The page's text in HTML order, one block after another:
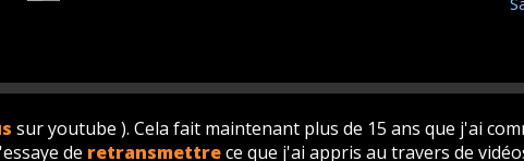
sur youtube ). Cela fait maintenant plus de 15 ans que j'ai
de retransmettrece que j'ai appris au travers de